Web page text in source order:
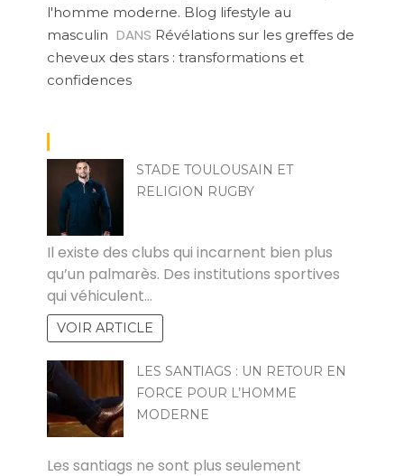
l'homme moderne. Blog lifestyle au
masculin DANS Révélations sur les greffes de
cheveux des stars : transformations et
confidences
STADE TOULOUSAIN ET
RELIGION RUGBY
Il existe des clubs qui incarnent bien plus
qu’un palmarès. Des institutions sportives
qui véhiculent…
VOIR ARTICLE
LES SANTIAGS : UN RETOUR EN
FORCE POUR L’HOMME
MODERNE
Les santiags ne sont plus seulement